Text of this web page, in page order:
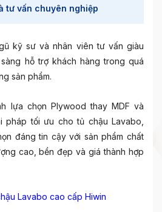
tư vấn chuyên nghiệp
kỹ sư và nhân viên tư vấn giàu
hỗ trợ khách hàng trong quá
sản phẩm.
lựa chọn Plywood thay MDF và
pháp tối ưu cho tủ chậu Lavabo,
đáng tin cậy với sản phẩm chất
cao, bền đẹp và giá thành hợp
Lavabo cao cấp Hiwin